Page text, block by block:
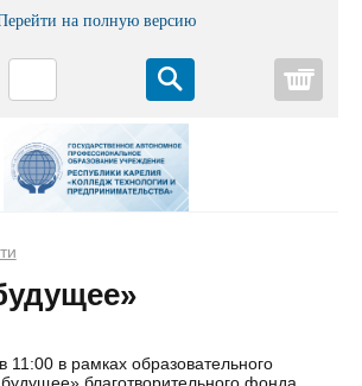
на полную версию
11:00 в рамках образовательного